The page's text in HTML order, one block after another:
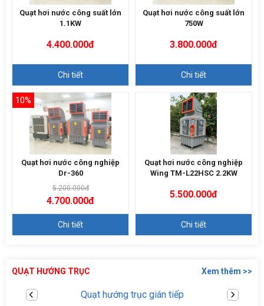
Quạt hơi nước công suất lớn
1.1KW
4.400.000đ
Chi tiết
Quạt hơi nước công suất lớn
750W
3.800.000đ
Chi tiết
10%
Quạt hơi nước công nghiệp
Dr-360
5.200.000đ
4.700.000đ
Chi tiết
Quạt hơi nước công nghiệp
Wing TM-L22HSC 2.2KW
5.500.000đ
Chi tiết
QUẠT HƯỚNG TRỤC Xem thêm >>
Quạt hướng trục trực tiếp